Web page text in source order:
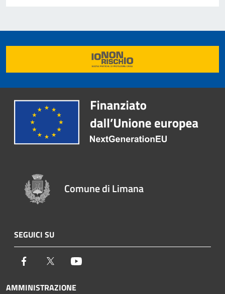
Comune di Limana
SEGUICI SU
Facebook Twitter
AMMINISTRAZIONE